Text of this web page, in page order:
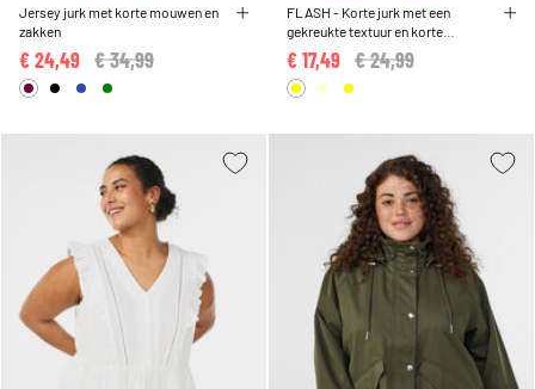
Jersey jurk met korte mouwen en
zakken
Price reduced from
€ 34,99
€ 24,49
FLASH - Korte jurk met een
gekreukte textuur en korte
mouwen
Price reduced from
€ 24,99
€ 17,49